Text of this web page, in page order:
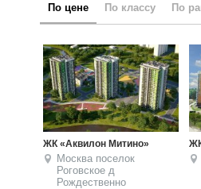
по цене по классу по
ЖК «Олимпийская деревня
Новогорск. Квартиры»
Московская область
Химки